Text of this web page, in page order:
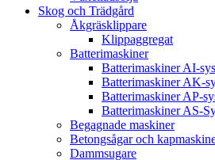
Skog och Trädgård
Åkgräsklippare
Klippaggregat
Batterimaskiner
Batterimaskiner AI-
Batterimaskiner AK-
Batterimaskiner AP-
Batterimaskiner AS-
Begagnade maskiner
Betongsågar och
Dammsugare